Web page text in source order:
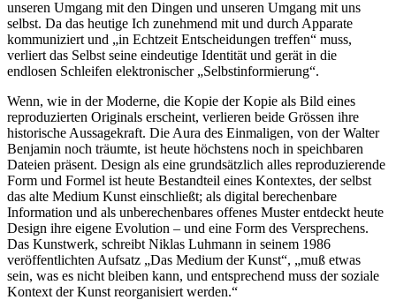
unseren Umgang mit den Dingen und unseren Umgang mit uns
selbst. Da das heutige Ich zunehmend mit und durch Apparate
kommuniziert und „in Echtzeit Entscheidungen treffen“ muss,
verliert das Selbst seine eindeutige Identität und gerät in die
endlosen Schleifen elektronischer „Selbstinformierung“.
Wenn, wie in der Moderne, die Kopie der Kopie als Bild eines
reproduzierten Originals erscheint, verlieren beide Grössen ihre
historische Aussagekraft. Die Aura des Einmaligen, von der Walter
Benjamin noch träumte, ist heute höchstens noch in speichbaren
Dateien präsent. Design als eine grundsätzlich alles reproduzierende
Form und Formel ist heute Bestandteil eines Kontextes, der selbst
das alte Medium Kunst einschließt; als digital berechenbare
Information und als unberechenbares offenes Muster entdeckt heute
Design ihre eigene Evolution – und eine Form des Versprechens.
Das Kunstwerk, schreibt Niklas Luhmann in seinem 1986
veröffentlichten Aufsatz „Das Medium der Kunst“, „muß etwas
sein, was es nicht bleiben kann, und entsprechend muss der soziale
Kontext der Kunst reorganisiert werden.“